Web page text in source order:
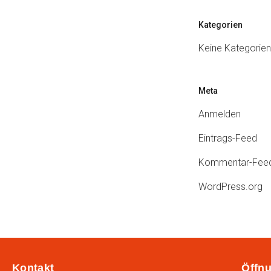
Kategorien
Keine Kategorien
Meta
Anmelden
Eintrags-Feed
Kommentar-
WordPress.org
Kontakt